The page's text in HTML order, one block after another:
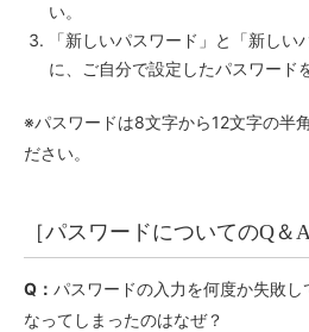
い。
「新しいパスワード」と「新し
に、ご自分で設定したパスワード
※パスワードは8文字から12文字の半
ださい。
［パスワードについてのQ＆A
Q： パスワードの入力を何度か失敗し
なってしまったのはなぜ？